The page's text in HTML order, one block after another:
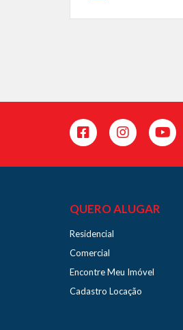
QUERO ALUGAR
Residencial
Comercial
Encontre Meu Imóvel
Cadastro Locação